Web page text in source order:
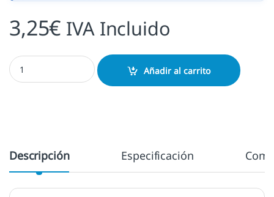
3,25€ IVA Incluido
Inkis Naranja Valencia cantidad
Añadir al carrito
Descripción Especificación